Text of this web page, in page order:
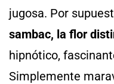
jugosa. Por
sambac, la flor
hipnótico,
Simplemente